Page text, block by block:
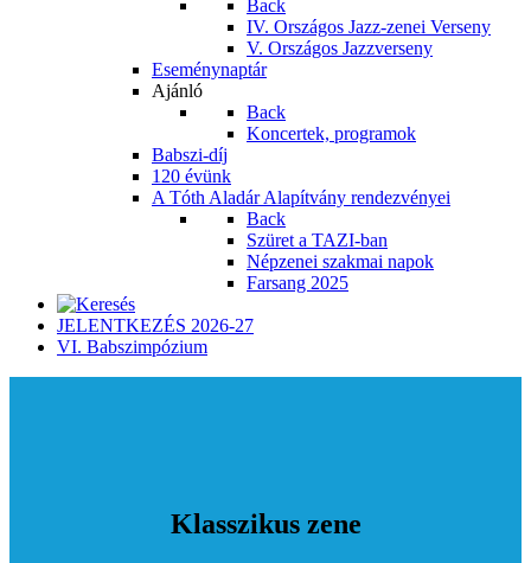
Back
IV. Országos Jazz-zenei Verseny
V. Országos Jazzverseny
Eseménynaptár
Ajánló
Back
Koncertek, programok
Babszi-díj
120 évünk
A Tóth Aladár Alapítvány rendezvényei
Back
Szüret a TAZI-ban
Népzenei szakmai napok
Farsang 2025
JELENTKEZÉS 2026-27
VI. Babszimpózium
Klasszikus zene